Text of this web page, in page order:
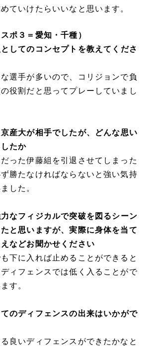
ていけたらいいなと思います。
ポ３＝愛知・千種）
してのコンセプトを教えてくださ
選手が多いので、コリジョンで負
役割だと思ってプレーしていまし
産大が相手でしたが、どんな思い
たか
った伊藤組を引退させてしまった
勝たなければならないと強い気持
した。
なフィジカルで突破を図るシーン
と思いますが、実際に身体を当て
などお聞かせください
下に入れば止めることができると
ィフェンスでは低く入ることがで
す。
のディフェンスの出来はいかがで
良いディフェンスができたかなと